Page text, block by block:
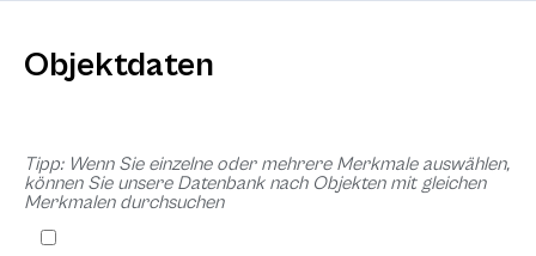
Objektdaten
Tipp: Wenn Sie einzelne oder mehrere Merkmale auswählen,
können Sie unsere Datenbank nach Objekten mit gleichen
Merkmalen durchsuchen